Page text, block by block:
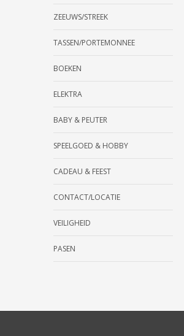
ZEEUWS/STREEK
TASSEN/PORTEMONNEE
BOEKEN
ELEKTRA
BABY & PEUTER
SPEELGOED & HOBBY
CADEAU & FEEST
CONTACT/LOCATIE
VEILIGHEID
PASEN